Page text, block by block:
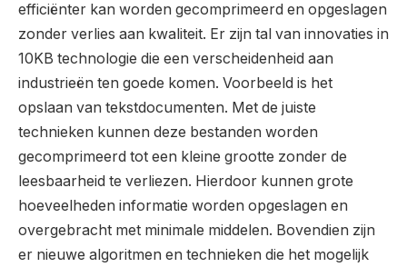
efficiënter kan worden gecomprimeerd en opgeslagen
zonder verlies aan kwaliteit. Er zijn tal van innovaties in
10KB technologie die een verscheidenheid aan
industrieën ten goede komen. Voorbeeld is het
opslaan van tekstdocumenten. Met de juiste
technieken kunnen deze bestanden worden
gecomprimeerd tot een kleine grootte zonder de
leesbaarheid te verliezen. Hierdoor kunnen grote
hoeveelheden informatie worden opgeslagen en
overgebracht met minimale middelen. Bovendien zijn
er nieuwe algoritmen en technieken die het mogelijk